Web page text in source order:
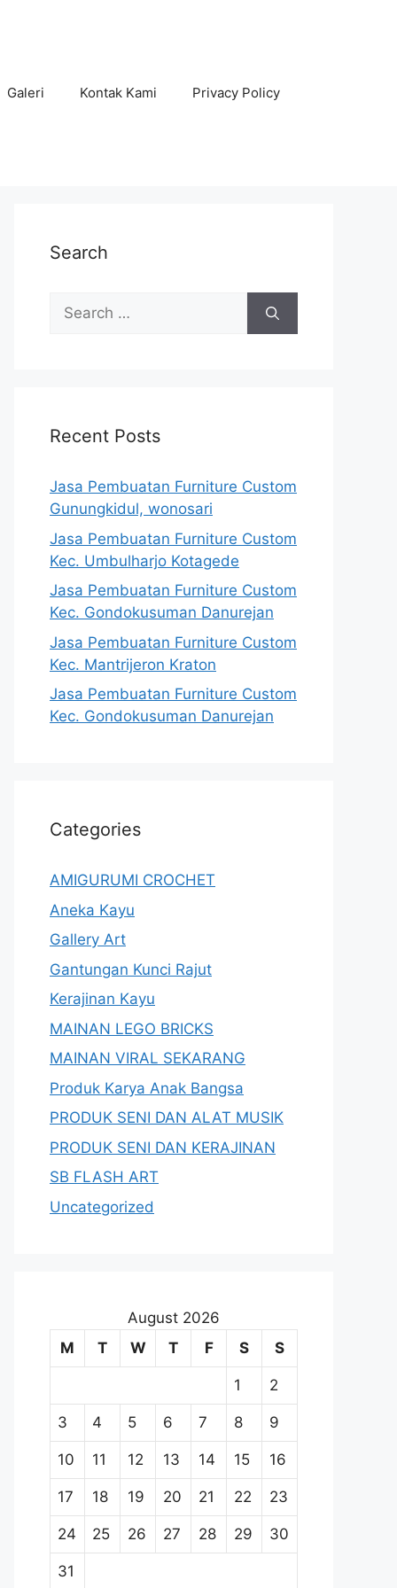
Galeri Kontak Kami Privacy Policy
Search
Search
for:
Recent Posts
Jasa Pembuatan Furniture Custom
Gunungkidul, wonosari
Jasa Pembuatan Furniture Custom
Kec. Umbulharjo Kotagede
Jasa Pembuatan Furniture Custom
Kec. Gondokusuman Danurejan
Jasa Pembuatan Furniture Custom
Kec. Mantrijeron Kraton
Jasa Pembuatan Furniture Custom
Kec. Gondokusuman Danurejan
Categories
AMIGURUMI CROCHET
Aneka Kayu
Gallery Art
Gantungan Kunci Rajut
Kerajinan Kayu
MAINAN LEGO BRICKS
MAINAN VIRAL SEKARANG
Produk Karya Anak Bangsa
PRODUK SENI DAN ALAT MUSIK
PRODUK SENI DAN KERAJINAN
SB FLASH ART
Uncategorized
August 2026
M
T W T F S S
1 2
3 4 5 6 7 8 9
10 11 12 13 14 15 16
17 18 19 20 21 22 23
24 25 26 27 28 29 30
31